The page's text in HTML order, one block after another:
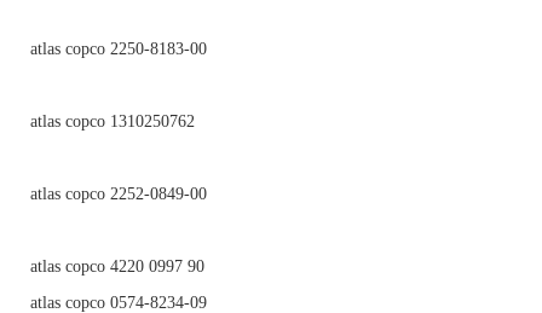
atlas copco 2250-8183-00
atlas copco 1310250762
atlas copco 2252-0849-00
atlas copco 4220 0997 90
atlas copco 0574-8234-09